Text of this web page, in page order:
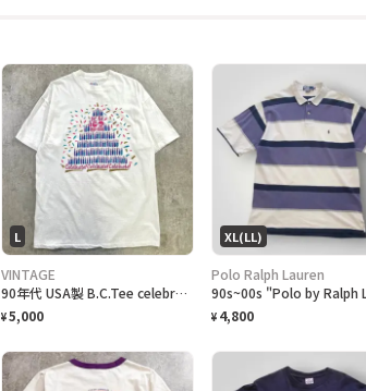
L
VINTAGE
90年代 USA製 B.C.Tee celebrate アートプリントTシャツ メンズL相当 古着 90s VINTAGE ヴィンテージ カナダ BC州 100周年記念 シングルステッチ 白色
¥5,000
XL(LL)
Polo Ralph Lauren
¥ 4,800